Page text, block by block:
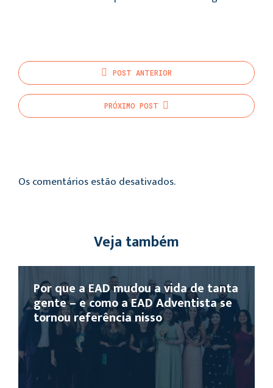
POST ANTERIOR
PRÓXIMO POST
Os comentários estão desativados.
Veja também
Por que a EAD mudou a vida de tanta
gente – e como a EAD Adventista se
tornou referência nisso